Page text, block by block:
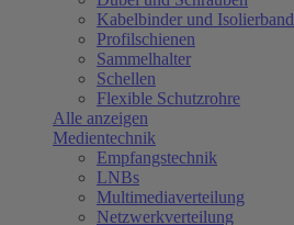
Kabelbinder und Isolierband
Profilschienen
Sammelhalter
Schellen
Flexible Schutzrohre
Alle anzeigen
Medientechnik
Empfangstechnik
LNBs
Multimediaverteilung
Netzwerkverteilung